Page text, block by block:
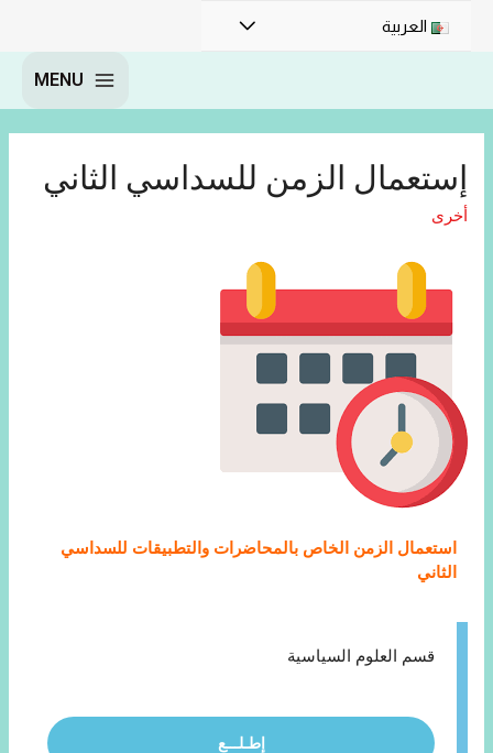
العربية
MENU
إستعمال الزمن للسداسي الثاني
أخرى
استعمال الزمن الخاص بالمحاضرات والتطبيقات للسداسي
الثاني
قسم العلوم السياسية
إطـلـــع